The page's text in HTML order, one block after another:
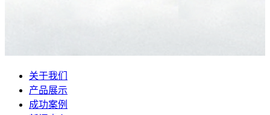
关于我们
产品展示
成功案例